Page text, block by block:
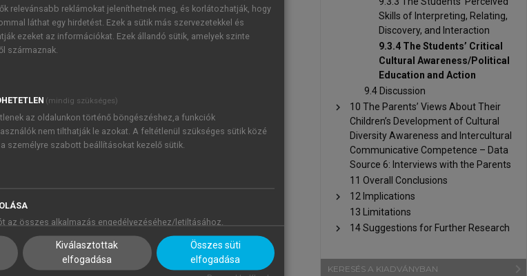
backgrounds. “It’s mainly because of the
customs were passed down through generations.
their culture.” Although these observations were at
cultural difference beyond surface-level
all students recognised its value. They cited
better communication skills. Maverick reflected,
on a daily basis.” Others, like Lukas, emphasised
with them in a way they are comfortable with.”
and social integration.
discrimination and bias. Most stressed the
are brave enough to protest and try to change
via social media, involving adults, or calling
Benjamin candidly said, “I would just fight him. I
Skills of Interpreting, Relating,
Discovery, and Interaction
9.3.4 The Students’ Critical
Cultural Awareness/Political
Education and Action
9.4 Discussion
chevron_right
10 The Parents’ Views About Their
Children’s Development of Cultural
Diversity Awareness and Intercultural
Communicative Competence – Data
Source 6: Interviews with the Parents
11 Overall Conclusions
chevron_right
12 Implications
13 Limitations
chevron_right 14 Suggestions for Further Research
KERESÉS A KIADVÁNYBAN
relevánsabb reklámokat jeleníthetnek meg, és korlátozhatják, hogy
láthat egy hirdetést. Ezek a sütik más szervezetekkel és
ezeket az információkat. Ezek állandó sütik, amelyek szinte
származnak.
(mindig szükséges)
az oldalunkon történő böngészéshez,a funkciók
nem tilthatják le azokat. A feltétlenül szükséges sütik közé
személyre szabott beállításokat kezelő sütik.
az összes alkalmazás engedélyezéséhez/letiltásához.
Kiválasztottak
elfogadása
Összes süti
elfogadása